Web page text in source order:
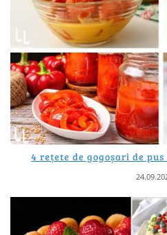
4 rețete de gogoșari de